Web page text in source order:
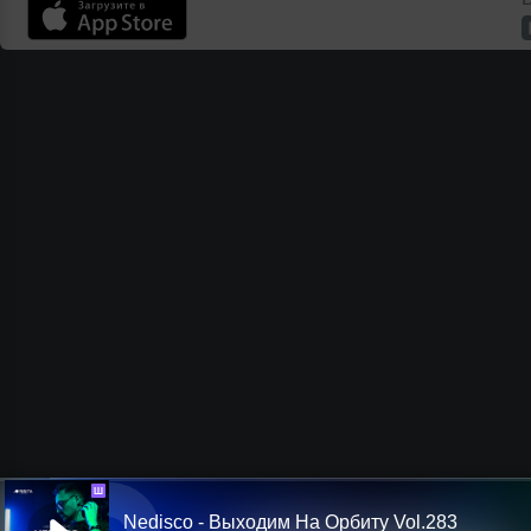
Ш
Nedisco - Выходим На Орбиту Vol.283